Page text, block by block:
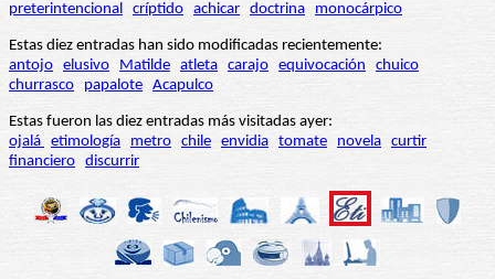
preterintencional críptido achicar doctrina monocárpico
Estas diez entradas han sido modificadas recientemente:
antojo elusivo Matilde atleta carajo equivocación
chuico
churrasco
papalote Acapulco
Estas fueron las diez entradas más visitadas ayer:
ojalá etimología metro chile envidia tomate novela curtir
financiero discurrir